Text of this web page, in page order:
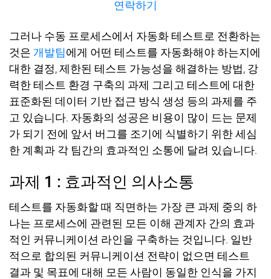
연락하기
그러나 수동 프로세스에서 자동화 테스트로 전환하는
것은 개발팀에게 어떤 테스트를 자동화해야 하는지에
대한 결정,제한된 테스트 가능성을 해결하는 방법, 강
력한 테스트 환경 구축의 과제 그리고 테스트에 대한
표준화된 데이터 기반 접근 방식 생성 등의 과제를 주
고 있습니다. 자동화의 성공은 비용이 많이 드는 문제
가 되기 전에 앞서 버그를 조기에 식별하기 위한 세심
한 계획과 각 팀간의 효과적인 소통에 달려 있습니다.
과제 1 : 효과적인 의사소통
테스트를 자동화할 때 직면하는 가장 큰 과제 중의 하
나는 프로세스에 관련된 모든 이해 관계자 간의 효과
적인 커뮤니케이션 라인을 구축하는 것입니다. 일반
적으로 합의된 커뮤니케이션 전략이 없으면 테스트
결과 및 목표에 대해 모든 사람이 동일한 인식을 가지